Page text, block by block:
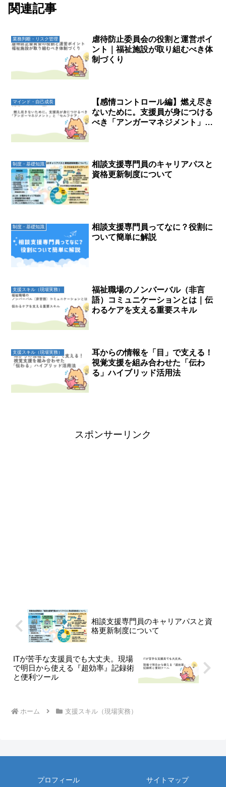
関連記事
業務判断・リスク管理
虐待防止委員会の役割と運営ポイ
ント｜福祉施設が取り組むべき体
制づくり
マインド・自己成長
【感情コントロール編】燃え尽き
ないために。支援員が身につける
べき「アンガーマネジメント」と
制度・基礎知識
相談支援専門員のキャリアパスと
資格更新制度について
制度・基礎知識
相談支援専門員ってなに？役割に
ついて簡単に解説
支援スキル（現場実務）
福祉職場のノンバーバル（非言
語）コミュニケーションとは｜伝
わるケアを支える重要スキル
支援スキル（現場実務）
耳からの情報を「目」で支える！
視覚支援を組み合わせた「伝わ
る」ハイブリッド活用法
スポンサーリンク
相談支援専門員のキャリアパスと資
格更新制度について
ITが苦手な支援員でも大丈夫。現場
で明日から使える『超効率』記録術
と便利ツール
ホーム 支援スキル（現場実務）
プロフィール サイトマップ